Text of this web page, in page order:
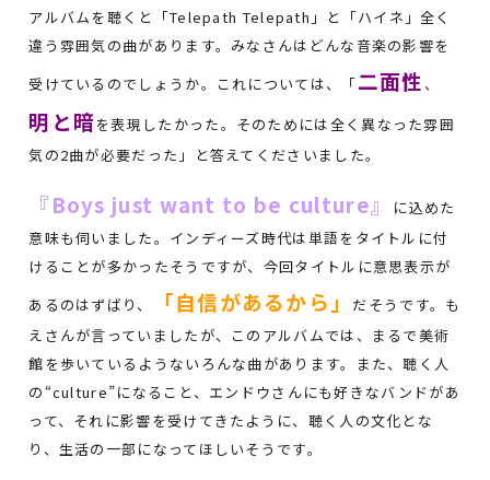
アルバムを聴くと「Telepath Telepath」と「ハイネ」全く
違う雰囲気の曲があります。みなさんはどんな音楽の影響を
受けているのでしょうか。これについては、「二面性 、
明と暗 を表現したかった。そのためには全く異なった雰囲
気の2曲が必要だった」と答えてくださいました。
『Boys just want to be culture』
に込めた
意味も伺いました。インディーズ時代は単語をタイトルに付
けることが多かったそうですが、今回タイトルに意思表示が
あるのはずばり、
「自信があるから」
だそうです。も
えさんが言っていましたが、このアルバムでは、まるで美術
館を歩いているようないろんな曲があります。また、聴く人
の“culture”になること、エンドウさんにも好きなバンドがあ
って、それに影響を受けてきたように、聴く人の文化とな
り、生活の一部になってほしいそうです。